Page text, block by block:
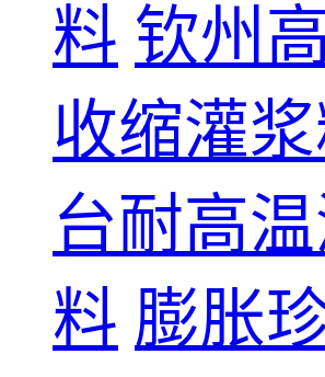
料 钦州
收缩灌
台耐高
料 膨胀